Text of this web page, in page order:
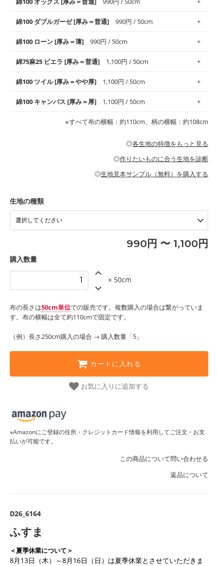
使いやすさNo.1！しなやかさと適度な張りを併せ持ち、通気性の
高さがオックス生地の特徴です。当サイトのオックス生地は、
般にお使いいただけます。
※レッスンバッグ、上履き袋などの通園通学グッズにはツイル生
・布団カバーなどの寝具、カーテン
綿100 ダブルガーゼ [厚み＝普通] 990円 / 50cm
柔らかくふんわりとした肌触りが特徴です。ベビー用品やハンカ
チなど直接肌に触れるアイテムに最適です。高い吸湿性・通気性
す。
・スタイ、おくるみなどのベビーグッズ
・ブラウス、チュニック、ワンピースなどの洋服
・パジャマなどの寝具
綿100 ローン [厚み＝薄] 990円 / 50cm
上質で薄手の平織りの生地です。軽やかさとなめらかな手触りの
良さが魅力。透け感があるので、涼しげなトップスなどに最適で
・ブラウス、シャツ、チュニックなどのトップス
綿75麻25 ビエラ [厚み＝普通] 1,100円 / 50cm
コットン75％リネン25％の当店のビエラ生地は、オックス生地よ
りもふんわりとした柔らかい質感と適度な落ち感を感じられるの
綿100 ツイル [厚み＝やや厚] 1,100円 / 50cm
綾織りの生地です。しっかりとした張りと厚みがありながらも柔
らかいのが特徴です。生地の厚みは中厚手です。1枚でも透け感
・カーテン、エプロン、テーブルクロスなどの暮らしのアイテム
・パンツ、タックスカートなどのボトムス
もっと詳しく見る
綿100 キャンバス [厚み＝厚] 1,100円 / 50cm
耐久性があります。トートバッグ・ポーチ・ペンケースなどの布
小物、インテリア用品に向いています。
・工作用エプロン
もっと詳しく見る
※すべて布の横幅：約110cm、柄の横幅：約108cm
◎各生地の特徴をもっと見る
◎作りたいものに合う生地を診断
◎生地見本サンプル（無料）を購入する
生地の種類
990円 〜 1,100円
購入数量
× 50cm
布の長さは50cm単位での販売です。複数購入の場合は繋がっていま
す。布の横幅は全て約110cmで固定です。
（例）長さ250cm購入の場合 → 購入数量「5」
カートに入れる
お気に入りに追加する
※Amazonにご登録の住所・クレジットカード情報を利用してご注文・お支
払いが可能です。
この商品について問い合わせる
返品について
D26_6164
ふすま
＜夏季休業について＞
8月13日（木）～8月16日（日）は夏季休業とさせていただきま